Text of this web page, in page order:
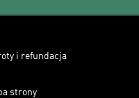
i refundacja
strony